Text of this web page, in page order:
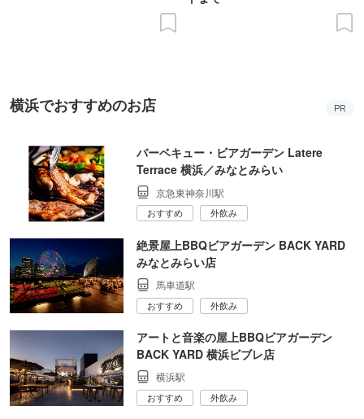
横浜でおすすめのお店 PR
バーベキュー・ビアガーデン Latere
Terrace 横浜／みなとみらい
京急東神奈川駅
おすすめ 外飲み
絶景屋上BBQビアガーデン BACK YARD
みなとみらい店
馬車道駅
おすすめ 外飲み
アートと音楽の屋上BBQビアガーデン
BACK YARD 横浜ビブレ店
横浜駅
おすすめ 外飲み